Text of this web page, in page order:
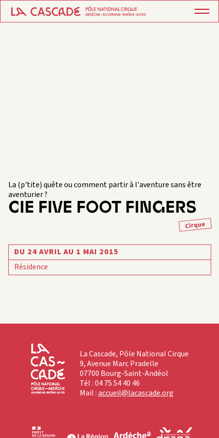
La (p'tite) quête ou comment partir à l'aventure sans être
aventurier ?
CIE FIVE FOOT FINGERS
Cirque
DU 24 AVRIL AU 1 MAI 2015
Résidence
La Cascade, Pôle National Cirque
9, Avenue Marc Pradelle
07700 Bourg-Saint-Andéol
Tél : 04 75 54 40 46
Mail :accueil@lacascade.org